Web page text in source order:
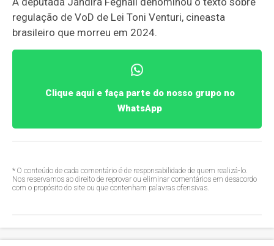
regulação de VoD de Lei Toni Venturi, cineasta
brasileiro que morreu em 2024.
Clique aqui e faça parte do nosso grupo no
WhatsApp
* O conteúdo de cada comentário é de responsabilidade de quem realizá-lo.
Nos reservamos ao direito de reprovar ou eliminar comentários em desacordo
com o propósito do site ou que contenham palavras ofensivas.